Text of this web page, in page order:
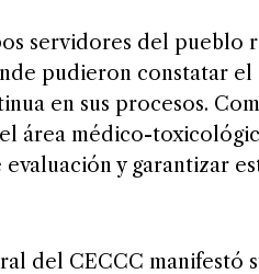
servidores del
pudieron constatar
en sus procesos.
área médico-
y garantizar
del CECCC manifestó